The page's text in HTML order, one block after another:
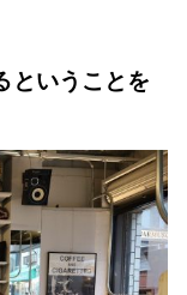
ということを